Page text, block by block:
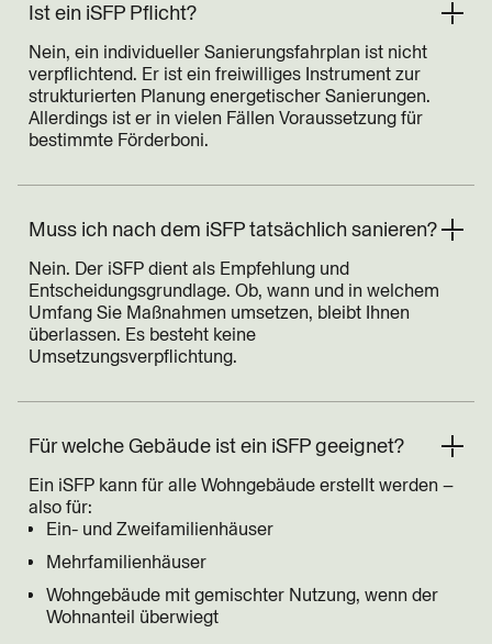
Ist ein iSFP Pflicht?
Nein, ein individueller Sanierungsfahrplan ist nicht
verpflichtend. Er ist ein freiwilliges Instrument zur
strukturierten Planung energetischer Sanierungen.
Allerdings ist er in vielen Fällen Voraussetzung für
bestimmte Förderboni.
Muss ich nach dem iSFP tatsächlich sanieren?
Nein. Der iSFP dient als Empfehlung und
Entscheidungsgrundlage. Ob, wann und in welchem
Umfang Sie Maßnahmen umsetzen, bleibt Ihnen
überlassen. Es besteht keine
Umsetzungsverpflichtung.
Für welche Gebäude ist ein iSFP geeignet?
Ein iSFP kann für alle Wohngebäude erstellt werden –
also für:
Ein- und Zweifamilienhäuser
Mehrfamilienhäuser
Wohngebäude mit gemischter Nutzung, wenn der
Wohnanteil überwiegt